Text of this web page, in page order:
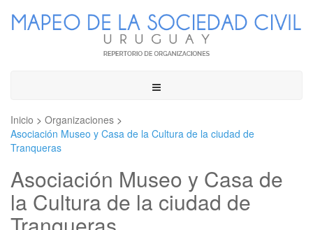
Toggle
Inicio > Organizaciones >
Asociación Museo y Casa de la Cultura de la ciudad de
Tranqueras
Asociación Museo y Casa de
la Cultura de la ciudad de